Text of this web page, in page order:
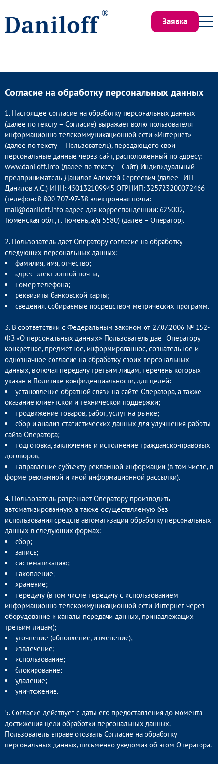
Заявка
Согласие на обработку персональных данных
1. Настоящее согласие на обработку персональных данных
(далее по тексту – Согласие) выражает волю пользователя
информационно-телекоммуникационной сети «Интернет»
(далее по тексту – Пользователь), передающего свои
персональные данные через сайт, расположенный по адресу:
www.daniloff.info (далее по тексту – Сайт) Индивидуальный
предприниматель Данилов Алексей Сергеевич (далее - ИП
Данилов А.С.) ИНН: 450132109945 ОГРНИП: 325723200072466
(телефон: 8 800 707-97-38 электронная почта:
mail@daniloff.info адрес для корреспонденции: 625002,
Тюменская обл., г. Тюмень, а/я 5580) (далее – Оператор).
2. Пользователь дает Оператору согласие на обработку
следующих персональных данных:
фамилия, имя, отчество;
адрес электронной почты;
номер телефона;
реквизиты банковской карты;
сведения, собираемые посредством метрических программ.
3. В соответствии с Федеральным законом от 27.07.2006 № 152-
ФЗ «О персональных данных» Пользователь дает Оператору
конкретное, предметное, информированное, сознательное и
однозначное согласие на обработку своих персональных
данных, включая передачу третьим лицам, перечень которых
указан в Политике конфиденциальности, для целей:
установление обратной связи на сайте Оператора, а также
оказание клиентской и технической поддержки;
продвижение товаров, работ, услуг на рынке;
сбор и анализ статистических данных для улучшения работы
сайта Оператора;
подготовка, заключение и исполнение гражданско-правовых
договоров;
направление субъекту рекламной информации (в том числе, в
форме рекламной и иной информационной рассылки).
4. Пользователь разрешает Оператору производить
автоматизированную, а также осуществляемую без
использования средств автоматизации обработку персональных
данных в следующих формах:
сбор;
запись;
систематизацию;
накопление;
хранение;
передачу (в том числе передачу с использованием
информационно-телекоммуникационной сети Интернет через
оборудование и каналы передачи данных, принадлежащих
третьим лицам);
уточнение (обновление, изменение);
извлечение;
использование;
блокирование;
удаление;
уничтожение.
5. Согласие действует с даты его предоставления до момента
достижения цели обработки персональных данных.
Пользователь вправе отозвать Согласие на обработку
персональных данных, письменно уведомив об этом Оператора.